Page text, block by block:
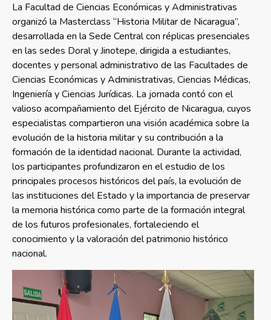
La Facultad de Ciencias Económicas y Administrativas
organizó la Masterclass “Historia Militar de Nicaragua”,
desarrollada en la Sede Central con réplicas presenciales
en las sedes Doral y Jinotepe, dirigida a estudiantes,
docentes y personal administrativo de las Facultades de
Ciencias Económicas y Administrativas, Ciencias Médicas,
Ingeniería y Ciencias Jurídicas. La jornada contó con el
valioso acompañamiento del Ejército de Nicaragua, cuyos
especialistas compartieron una visión académica sobre la
evolución de la historia militar y su contribución a la
formación de la identidad nacional. Durante la actividad,
los participantes profundizaron en el estudio de los
principales procesos históricos del país, la evolución de
las instituciones del Estado y la importancia de preservar
la memoria histórica como parte de la formación integral
de los futuros profesionales, fortaleciendo el
conocimiento y la valoración del patrimonio histórico
nacional.